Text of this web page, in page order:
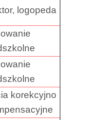
logopeda
korekcyjno